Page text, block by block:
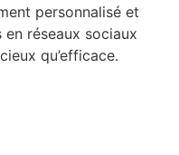
personnalisé et
réseaux sociaux
qu’efficace.